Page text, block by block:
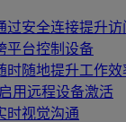
过安全连接提升访
平台控制设备
时随地提升工作效
启用远程设备激活
时视觉沟通